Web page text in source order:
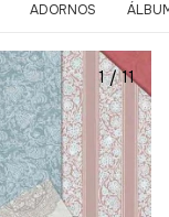
ADORNOS
1/11